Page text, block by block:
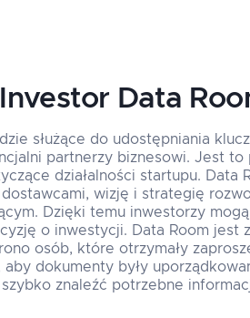
Data
służące do udostępniania
partnerzy biznesowi. Jest
działalności startupu. Data
wizję i strategię
Dzięki temu inwestorzy
o inwestycji. Data Room jest
osób, które otrzymały
dokumenty były
szybko znaleźć potrzebne